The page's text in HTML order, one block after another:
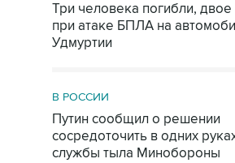
Три человека погибли,
при атаке БПЛА на
Удмуртии
В РОССИИ
Путин сообщил о решении
сосредоточить в одних
службы тыла Минобороны